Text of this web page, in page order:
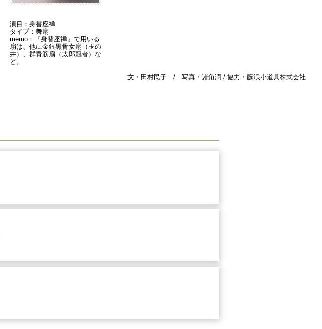
演目：身替座禅
タイプ：舞扇
memo：『身替座禅』で用いる
扇は、他に金銀黒骨女扇（玉の
井）、群青筋扇（太郎冠者）な
ど。
文・田村民子 / 写真・諸角潤 / 協力・藤浪小道具株式会社